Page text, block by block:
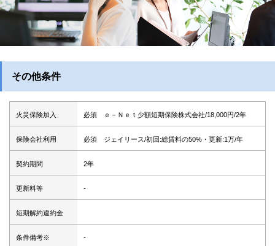
その他条件
火災保険加入 必須 ｅ－Ｎｅｔ少額短期保険株式会社/18,000円/2年
保険会社利用 必須 ジェイリース/初回:総賃料の50%・更新:1万/年
契約期間 2年
更新料等 -
短期解約違約金
条件備考※ -